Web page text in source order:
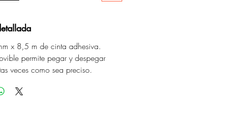
x 8,5 m de cinta adhesiva.
permite pegar y despegar
veces como sea preciso.